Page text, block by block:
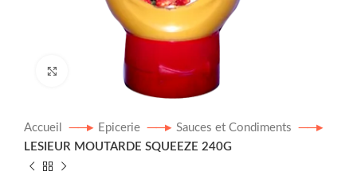
Click to enlarge
Accueil Epicerie
Sauces et Condiments
LESIEUR MOUTARDE SQUEEZE 240G